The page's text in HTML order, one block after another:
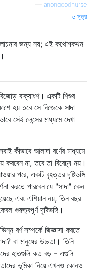
anongoodnurse
সূত্র
জন্য নয়; এই কথোপকথন
বাক্যাংশ। একটি শিশুর
হয় তবে সে নিজেকে সাদা
সেই লেন্সের মাধ্যমে দেখা
কীভাবে আলাদা বর্ণের মাধ্যমে
করবেন না, তবে তা বিবেচ্য নয়।
পরে, একটি বৃহত্তর দৃষ্টিভঙ্গি
করতে পারবেন যে "সাদা" কেন
এবং এশিয়ান নয়, তিন বছর
গুরুত্বপূর্ণ দৃষ্টিভঙ্গি।
বর্ণ সম্পর্কে জিজ্ঞাসা করতে
বা মানুষের উচ্চতা। তিনি
হাতগুলি কত বড় - এগুলি
তাদের ভূমিকা নিয়ে এখনও কোনও